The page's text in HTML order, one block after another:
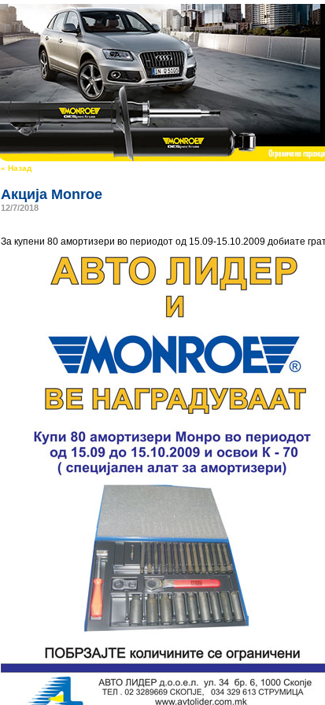
« Назад
Акција Monroe
12/7/2018
За купени 80 амортизери во периодот од 15.09-15.10.2009 добиате